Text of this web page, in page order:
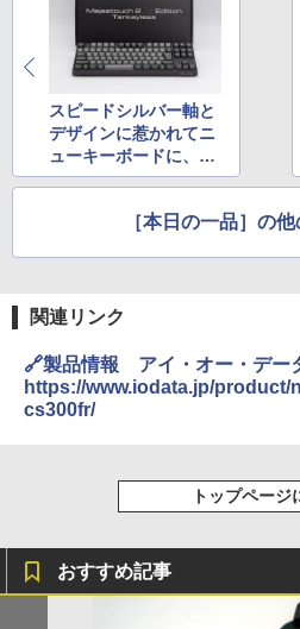
スピードシルバー軸と
デザインに惹かれてニ
ューキーボードに、タ
イプは速くなるのか？
［本日の一品］の
関連リンク
🔗製品情報 アイ・オー・デー
https://www.iodata.jp/product/
cs300fr/
トップページ
おすすめ記事